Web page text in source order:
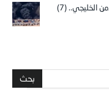
الخليجي.. (7)